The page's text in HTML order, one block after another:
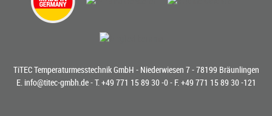
TiTEC Temperaturmesstechnik GmbH - Niederwiesen 7 - 78199 Bräunlingen
E. info@titec-gmbh.de- T. +49 771 15 89 30 -0- F. +49 771 15 89 30 -121